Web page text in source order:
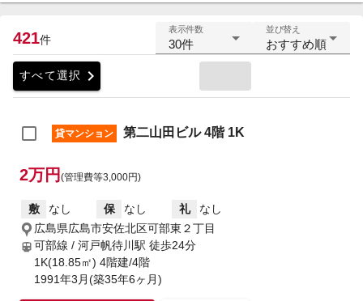
421件
表示件数
30件
並び替え
おすすめ順
すべて選択 chevron_right
貸マンション 第二山田ビル 4階 1K
2万円 (管理費等3,000円)
敷 なし 保 なし 礼
なし
広島県広島市安佐北区可部東２丁目
可部線 / 河戸帆待川駅 徒歩24分
1K(18.85㎡) 4階建/4階
1991年3月(築35年6ヶ月)